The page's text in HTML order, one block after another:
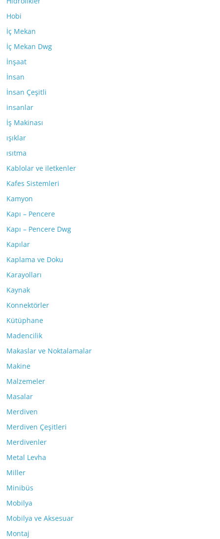
Hobi
İç Mekan
İç Mekan Dwg
İnşaat
İnsan
İnsan Çeşitli
insanlar
İş Makinası
ışıklar
ısıtma
Kablolar ve iletkenler
Kafes Sistemleri
Kamyon
Kapı – Pencere
Kapı – Pencere Dwg
Kapılar
Kaplama ve Doku
Karayolları
Kaynak
Konnektörler
Kütüphane
Madencilik
Makaslar ve Noktalamalar
Makine
Malzemeler
Masalar
Merdiven
Merdiven Çeşitleri
Merdivenler
Metal Levha
Miller
Minibüs
Mobilya
Mobilya ve Aksesuar
Montaj